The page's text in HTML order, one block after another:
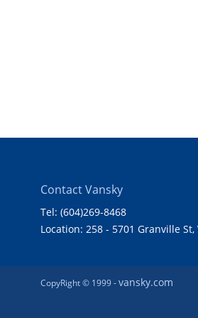
Contact Vansky
Tel: (604)269-8468
Location: 258 - 5701 Granville St,
CopyRight © 1999 -vansky.com